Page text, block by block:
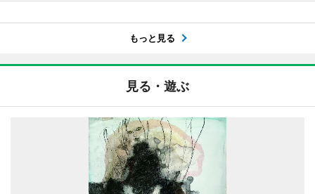
もっと見る
見る・遊ぶ